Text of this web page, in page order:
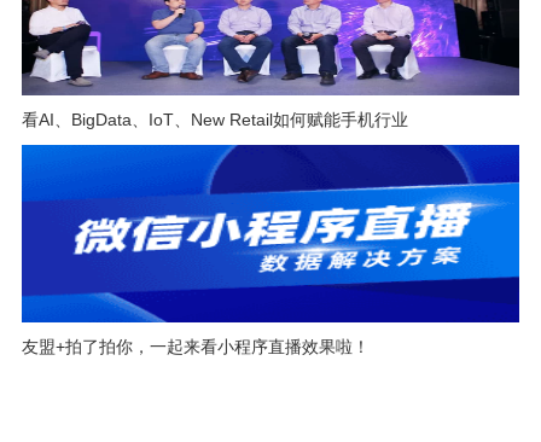
看AI、BigData、IoT、New Retail如何赋能手机行业
友盟+拍了拍你，一起来看小程序直播效果啦！